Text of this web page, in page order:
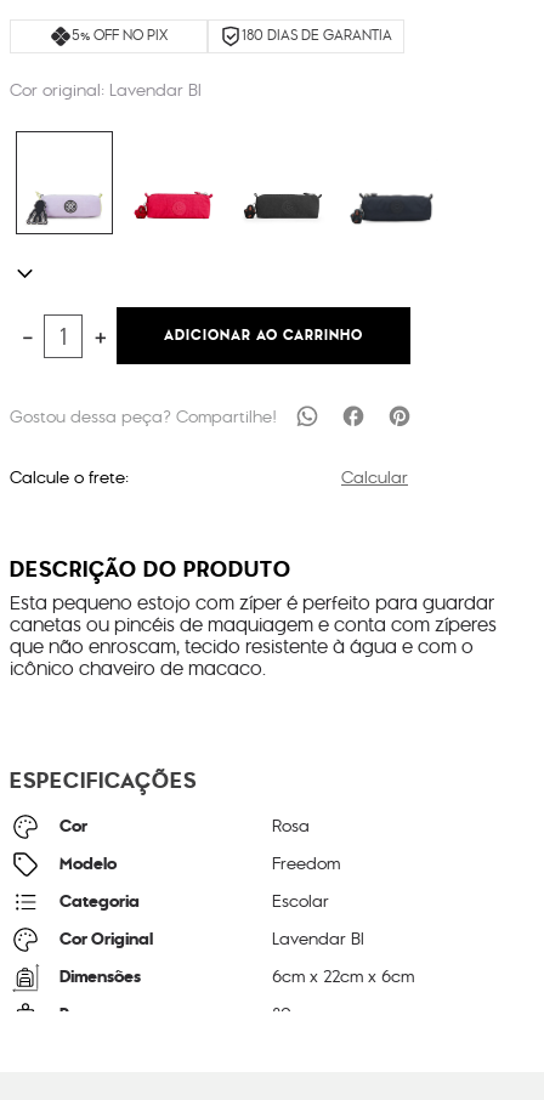
5% OFF NO PIX 180 DIAS DE GARANTIA
Cor original: Lavendar Bl
＋
－ ADICIONAR AO CARRINHO
Calcule o frete: Calcular
DESCRIÇÃO DO PRODUTO
Esta pequeno estojo com zíper é perfeito para guardar
canetas ou pincéis de maquiagem e conta com zíperes
que não enroscam, tecido resistente à água e com o
icônico chaveiro de macaco.
ESPECIFICAÇÕES
Cor Rosa
Modelo Freedom
Categoria Escolar
Cor Original Lavendar Bl
Dimensões 6cm x22cm x6cm
Peso 80